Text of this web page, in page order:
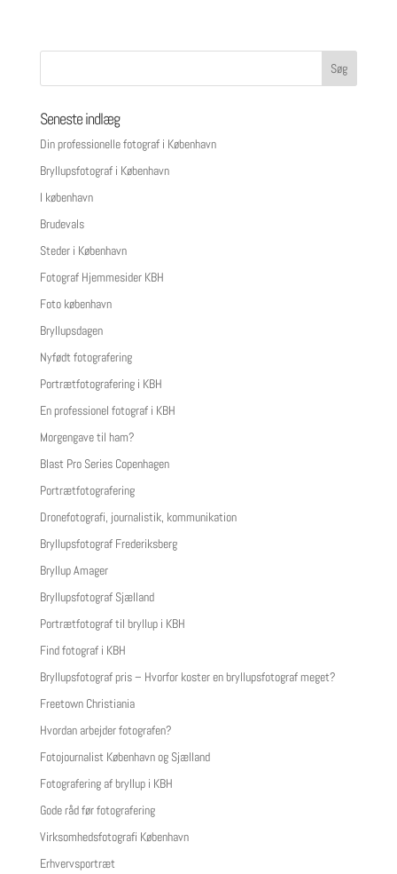
Seneste indlæg
Din professionelle fotograf i København
Bryllupsfotograf i København
I københavn
Brudevals
Steder i København
Fotograf Hjemmesider KBH
Foto københavn
Bryllupsdagen
Nyfødt fotografering
Portrætfotografering i KBH
En professionel fotograf i KBH
Morgengave til ham?
Blast Pro Series Copenhagen
Portrætfotografering
Dronefotografi, journalistik, kommunikation
Bryllupsfotograf Frederiksberg
Bryllup Amager
Bryllupsfotograf Sjælland
Portrætfotograf til bryllup i KBH
Find fotograf i KBH
Bryllupsfotograf pris – Hvorfor koster en bryllupsfotograf meget?
Freetown Christiania
Hvordan arbejder fotografen?
Fotojournalist København og Sjælland
Fotografering af bryllup i KBH
Gode råd før fotografering
Virksomhedsfotografi København
Erhvervsportræt